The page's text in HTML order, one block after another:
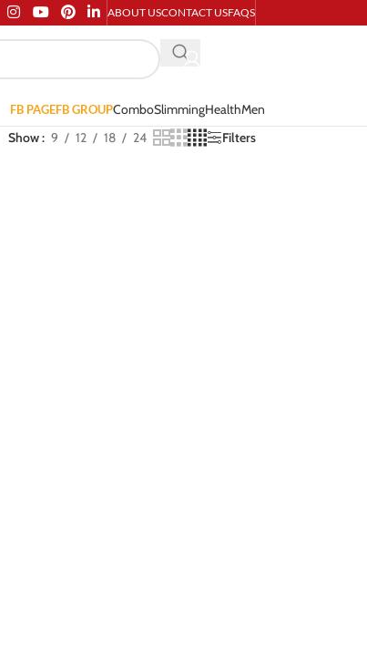
ABOUT USCONTACT USFAQS
FB PAGEFB GROUPComboSlimmingHealthMen
Show 9 12 18 24 Filters